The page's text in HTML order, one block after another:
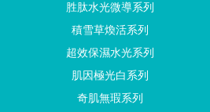
胜肽水光微導系列
積雪草煥活系列
超效保濕水光系列
肌因極光白系列
奇肌無瑕系列